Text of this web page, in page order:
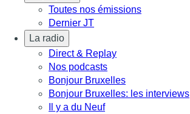
Toutes nos émissions
Dernier JT
La radio
Direct & Replay
Nos podcasts
Bonjour Bruxelles
Bonjour Bruxelles: les interviews
Il y a du Neuf